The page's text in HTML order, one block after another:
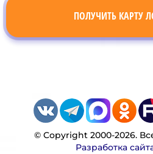
ПОЛУЧИТЬ КАРТУ
© Copyright 2000-2026.
Разработка